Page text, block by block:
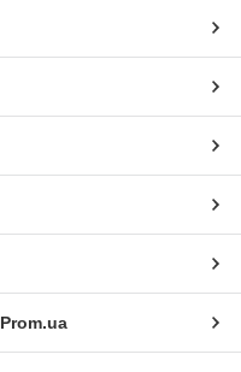
Prom.ua